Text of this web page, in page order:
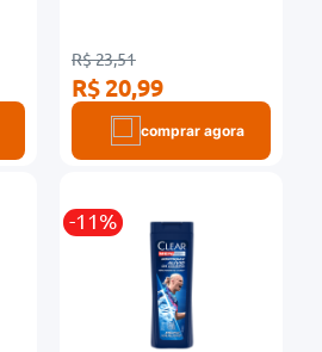
R$ 23,51
R$ 20,99
comprar agora
-11%